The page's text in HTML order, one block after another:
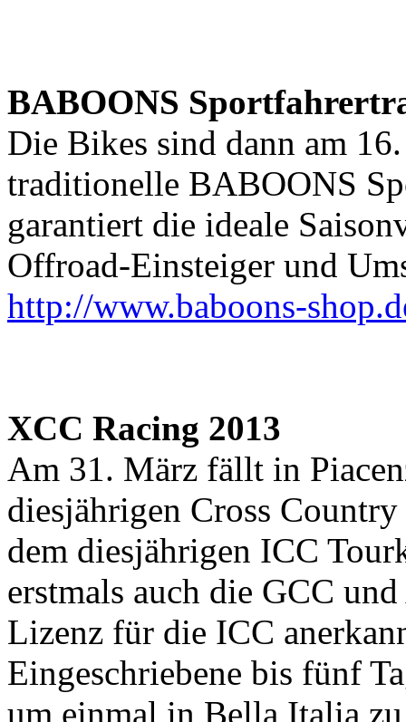
BABOONS
Die Bikes sind dann am
traditionelle BABOONS
garantiert die ideale
Offroad-Einsteiger und
http://www.baboons-
XCC Racing 2013
Am 31. März fällt in
diesjährigen Cross
dem diesjährigen ICC
erstmals auch die GCC
Lizenz für die ICC
Eingeschriebene bis fünf
um einmal in Bella Italia